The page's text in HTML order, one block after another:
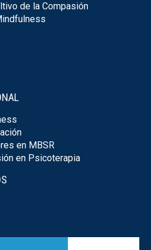
de la Compasión
en MBSR
en Psicoterapia